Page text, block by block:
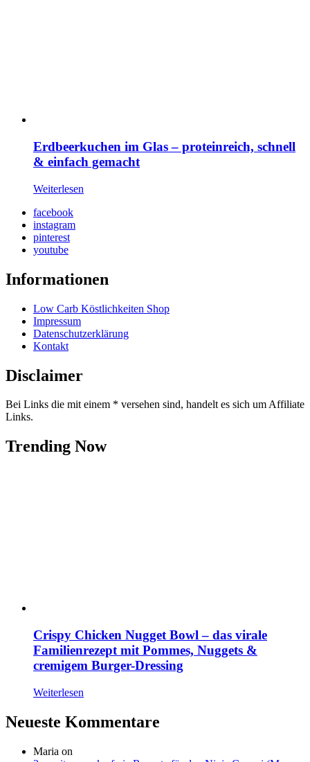
Erdbeerkuchen im Glas – proteinreich, schnell
& einfach gemacht
Weiterlesen
facebook
instagram
pinterest
youtube
Informationen
Low Carb Köstlichkeiten Shop
Impressum
Datenschutzerklärung
Kontakt
Disclaimer
Bei Links die mit einem * versehen sind, handelt es sich um Affiliate
Links.
Trending Now
Crispy Chicken Nugget Bowl – das virale
Familienrezept mit Pommes, Nuggets &
cremigem Burger-Dressing
Weiterlesen
Neueste Kommentare
Maria on